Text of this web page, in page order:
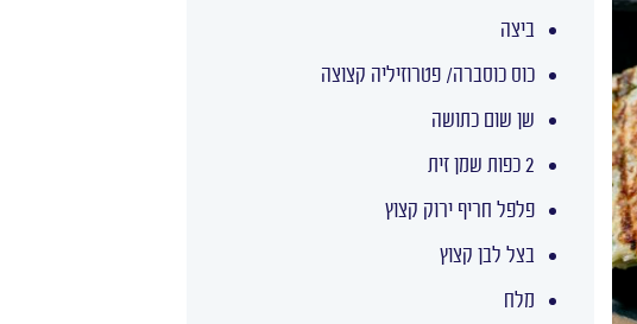
ביצה
כוס כוסברה/ פטרוזיליה קצוצה
שן שום כתושה
2 כפות שמן זית
פלפל חריף ירוק קצוץ
בצל לבן קצוץ
מלח